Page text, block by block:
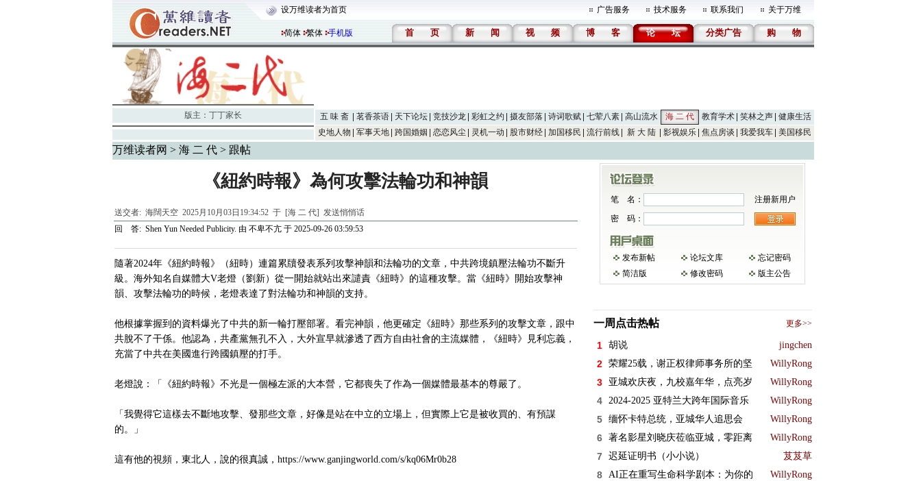
设万维读者为首页 广告服务 技术服务 联系我们 关于万维
简体 繁体 手机版 首 页 新 闻 视 频 博 客 论 坛 分类广告 购 物
版主： 丁丁家长 五 味 斋 茗香茶语 天下论坛 竞技沙龙 彩虹之约 摄友部落 诗词歌赋 七荤八素 高山流水 海 二 代 教育学术 笑林之声
健康生活
史地人物
军事天地 跨国婚姻 恋恋风尘 灵机一动 股市财经 加国移民 流行前线 新 大 陆 影视娱乐 焦点房谈 我爱我车 美国移民
万维读者网 > 海 二 代> 跟帖
《紐約時報》為何攻擊法輪功和神韻
送交者: 海闊天空2025月10月03日19:34:52 于 [海 二 代] 发送悄悄话
回 答: Shen Yun Needed Publicity. 由 不卑不亢于 2025-09-26 03:59:53
隨著2024年《紐約時報》（紐時）連篇累牘發表系列攻擊神韻和法輪功的文章，中共跨境鎮壓法輪功不斷升
級。海外知名自媒體大V老燈（劉新）從一開始就站出來譴責《紐時》的這種攻擊。當《紐時》開始攻擊神
韻、攻擊法輪功的時候，老燈表達了對法輪功和神韻的支持。
他根據掌握到的資料爆光了中共的新一輪打壓部署。看完神韻，他更確定《紐時》那些系列的攻擊文章，跟中
共脫不了干係。他認為，共產黨無孔不入，大外宣早就滲透了西方自由社會的主流媒體，《紐時》見利忘義，
充當了中共在美國進行跨國鎮壓的打手。
老燈說：「《紐約時報》不光是一個極左派的大本營，它都喪失了作為一個媒體最基本的尊嚴了。
「我覺得它這樣去不斷地攻擊、發那些文章，好像是站在中立的立場上，但實際上它是被收買的、有預謀
的。」
這有他的視頻，東北人，說的很真誠，https://www.ganjingworld.com/s/kq06Mr0b28
笔 名：
注册新用户
密 码：
发布新帖 论坛文库
忘记密码
简洁版
修改密码 版主公告
一周点击热帖 更多>>
1 胡说 jingchen
2 荣耀25载，谢正权律师事务所的坚 WillyRong
3 亚城欢庆夜，九校嘉年华，点亮岁 WillyRong
4 2024-2025 亚特兰大跨年国际音乐 WillyRong
5 缅怀卡特总统，亚城华人追思会 WillyRong
6 著名影星刘晓庆莅临亚城，零距离 WillyRong
7 迟延证明书（小小说） 芨芨草
8 AI正在重写生命科学剧本：为你的 WillyRong